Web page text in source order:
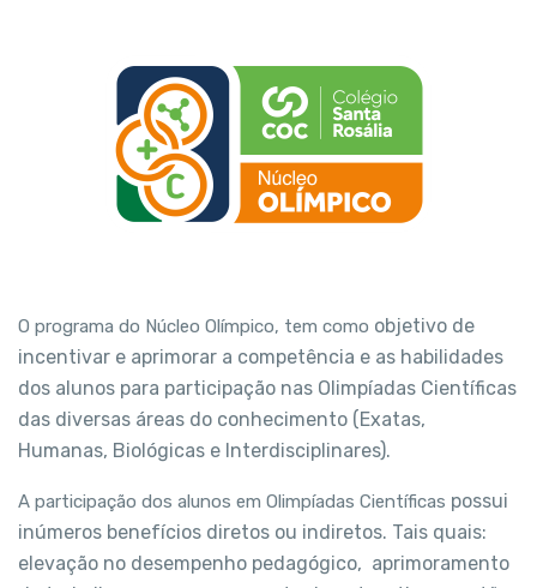
O programa do Núcleo Olímpico, tem como objetivo de
incentivar e aprimorar a competência e as habilidades
dos alunos para participação nas Olimpíadas Científicas
das diversas áreas do conhecimento (Exatas,
Humanas, Biológicas e Interdisciplinares).
A participação dos alunos em Olimpíadas Científicas possui
inúmeros benefícios diretos ou indiretos. Tais quais:
elevação no desempenho pedagógico, aprimoramento